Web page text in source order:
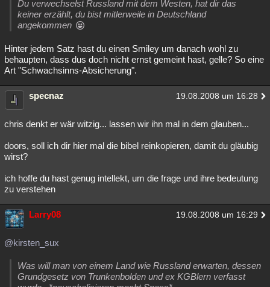
Du verwechselst Russland mit dem Westen, hat dir das
keiner erzählt, du bist mitlerweile in Deutschland
angekommen
Hinter jedem Satz hast du einen Smiley um danach wohl zu
behaupten, dass dus doch nicht ernst gemeint hast, gelle? So eine
Art "Schwachsinns-Absicherung".
specnaz 19.08.2008 um 16:28
chris denkt er wär witzig... lassen wir ihn mal in dem glauben...
doors, soll ich dir hier mal die bibel reinkopieren, damit du gläubig
wirst?
ich hoffe du hast genug intellekt, um die frage und ihre bedeutung
zu verstehen
Larry08 19.08.2008 um 16:29
@kirsten_sux
Was will man von einem Land wie Russland erwarten, dessen
Grundgesetz von Trunkenbolden und ex KGBlern verfasst